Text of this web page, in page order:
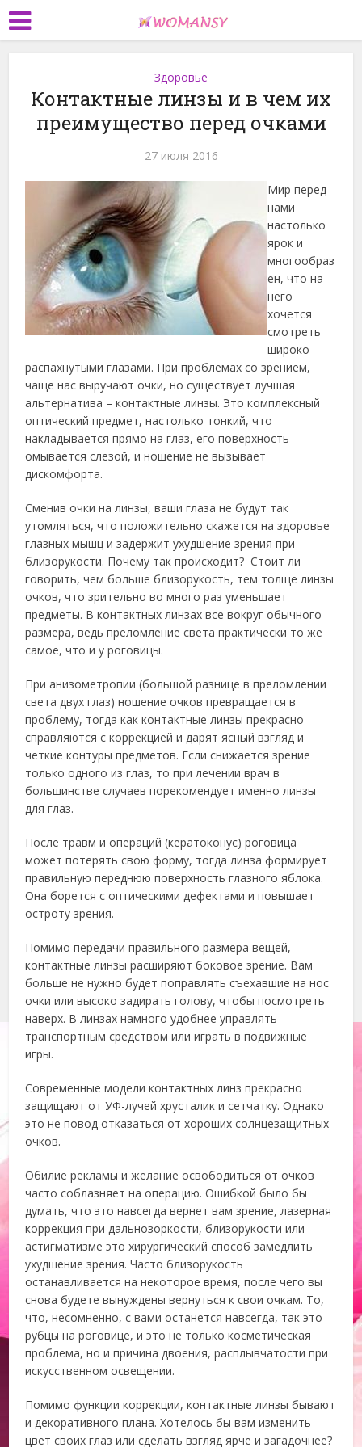
Здоровье
Контактные линзы и в чем их
преимущество перед очками
27 июля 2016
Мир перед
нами
настолько
ярок и
многообраз
ен, что на
него
хочется
смотреть
широко
распахнутыми глазами. При проблемах со зрением,
чаще нас выручают очки, но существует лучшая
альтернатива – контактные линзы. Это комплексный
оптический предмет, настолько тонкий, что
накладывается прямо на глаз, его поверхность
омывается слезой, и ношение не вызывает
дискомфорта.
Сменив очки на линзы, ваши глаза не будут так
утомляться, что положительно скажется на здоровье
глазных мышц и задержит ухудшение зрения при
близорукости. Почему так происходит? Стоит ли
говорить, чем больше близорукость, тем толще линзы
очков, что зрительно во много раз уменьшает
предметы. В контактных линзах все вокруг обычного
размера, ведь преломление света практически то же
самое, что и у роговицы.
При анизометропии (большой разнице в преломлении
света двух глаз) ношение очков превращается в
проблему, тогда как контактные линзы прекрасно
справляются с коррекцией и дарят ясный взгляд и
четкие контуры предметов. Если снижается зрение
только одного из глаз, то при лечении врач в
большинстве случаев порекомендует именно линзы
для глаз.
После травм и операций (кератоконус) роговица
может потерять свою форму, тогда линза формирует
правильную переднюю поверхность глазного яблока.
Она борется с оптическими дефектами и повышает
остроту зрения.
Помимо передачи правильного размера вещей,
контактные линзы расширяют боковое зрение. Вам
больше не нужно будет поправлять съехавшие на нос
очки или высоко задирать голову, чтобы посмотреть
наверх. В линзах намного удобнее управлять
транспортным средством или играть в подвижные
игры.
Современные модели контактных линз прекрасно
защищают от УФ-лучей хрусталик и сетчатку. Однако
это не повод отказаться от хороших солнцезащитных
очков.
Обилие рекламы и желание освободиться от очков
часто соблазняет на операцию. Ошибкой было бы
думать, что это навсегда вернет вам зрение, лазерная
коррекция при дальнозоркости, близорукости или
астигматизме это хирургический способ замедлить
ухудшение зрения. Часто близорукость
останавливается на некоторое время, после чего вы
снова будете вынуждены вернуться к свои очкам. То,
что, несомненно, с вами останется навсегда, так это
рубцы на роговице, и это не только косметическая
проблема, но и причина двоения, расплывчатости при
искусственном освещении.
Помимо функции коррекции, контактные линзы бывают
и декоративного плана. Хотелось бы вам изменить
цвет своих глаз или сделать взгляд ярче и загадочнее?